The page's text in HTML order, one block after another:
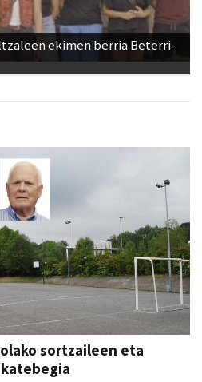
ekimen berria Beterri-
sortzaileen eta